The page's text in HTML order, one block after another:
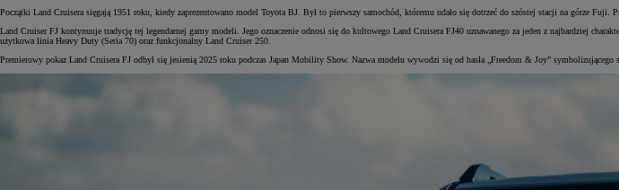
Od81 900 zł
Yaris Cross
HYBRID
Początki Land Cruisera sięgają 1951 roku, kiedy zaprezentowano model Toyota BJ. Był to pierwszy samochód, któremu udało się dotrzeć do szóstej stacji na górze Fuji.
Land Cruiser FJ kontynuuje tradycję tej legendarnej gamy modeli. Jego oznaczenie odnosi się do kultowego Land Cruisera FJ40 uznawanego za jeden z najbardziej
użytkowa linia Heavy Duty (Seria 70) oraz funkcjonalny Land Cruiser 250.
Premierowy pokaz Land Cruisera FJ odbył się jesienią 2025 roku podczas Japan Mobility Show. Nazwa modelu wywodzi się od hasła „Freedom & Joy” symbolizującego